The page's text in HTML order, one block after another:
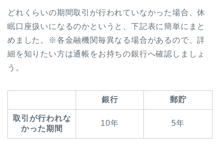
どれくらいの期間取引が行われていなかった場合、休
眠口座扱いになるのかというと、下記表に簡単にまと
めました。※各金融機関毎異なる場合があるので、詳
細を知りたい方は通帳をお持ちの銀行へ確認しましょ
う。
銀行 郵貯
取引が行われな
かった期間
10年 5年